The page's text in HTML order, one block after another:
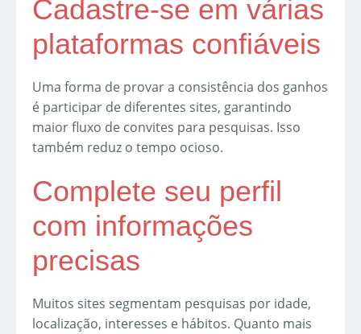
Cadastre-se em várias
plataformas confiáveis
Uma forma de provar a consistência dos ganhos
é participar de diferentes sites, garantindo
maior fluxo de convites para pesquisas. Isso
também reduz o tempo ocioso.
Complete seu perfil
com informações
precisas
Muitos sites segmentam pesquisas por idade,
localização, interesses e hábitos. Quanto mais